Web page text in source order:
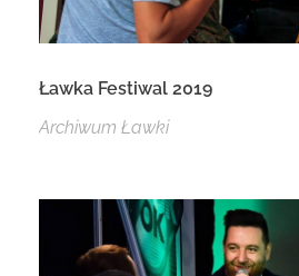
Ławka Festiwal 2019
Archiwum Ławki